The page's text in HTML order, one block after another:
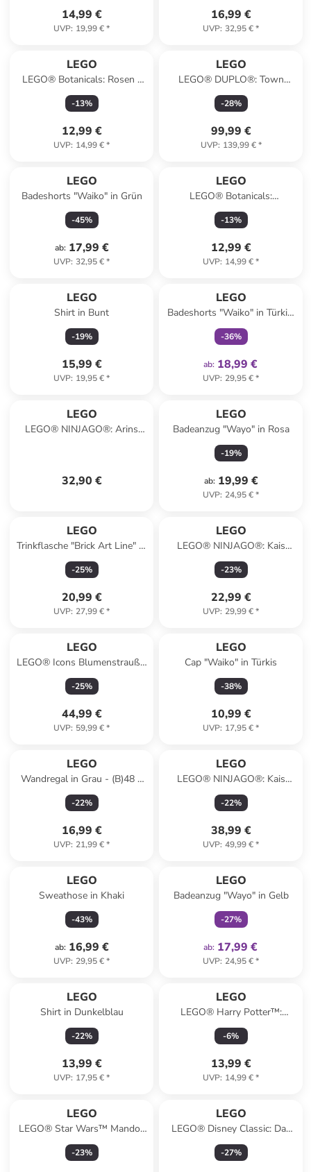
14,99 €
UVP: 19,99 €*
16,99 €
UVP: 32,95 €*
LEGO
LEGO® Botanicals: Rosen -
ab 8 Jahren
-13%
12,99 €
UVP: 14,99 €*
LEGO
LEGO® DUPLO®: Town
Große interaktive Eisenbahn -
ab 3 Jahren
-28%
99,99 €
UVP: 139,99 €*
LEGO
Badeshorts "Waiko" in Grün
-45%
ab: 17,99 €
UVP: 32,95 €*
LEGO
LEGO® Botanicals:
Kirschblüten - ab 8 Jahren
-13%
12,99 €
UVP: 14,99 €*
LEGO
Shirt in Bunt
-19%
15,99 €
UVP: 19,95 €*
LEGO
Badeshorts "Waiko" in Türkis/
Rot
-36%
ab: 18,99 €
UVP: 29,95 €*
LEGO
LEGO® NINJAGO®: Arins
32,90 €
LEGO
Badeanzug "Wayo" in Rosa
-19%
ab: 19,99 €
UVP: 24,95 €*
LEGO
Trinkflasche "Brick Art Line" in
Weiß/ Blau/ Gelb - 560 ml
-25%
20,99 €
UVP: 27,99 €*
LEGO
LEGO® NINJAGO®: Kais
Feuermech - ab 7 Jahren
-23%
22,99 €
UVP: 29,99 €*
LEGO
LEGO® Icons Blumenstrauß -
ab 18 Jahren
-25%
44,99 €
UVP: 59,99 €*
LEGO
Cap "Waiko" in Türkis
-38%
10,99 €
UVP: 17,95 €*
LEGO
Wandregal in Grau - (B)48 x
(H)12 x (T)8 cm
-22%
16,99 €
UVP: 21,99 €*
LEGO
LEGO® NINJAGO®: Kais
Sturmreiter-Mech - ab 7
Jahren
-22%
38,99 €
UVP: 49,99 €*
LEGO
Sweathose in Khaki
-43%
ab: 16,99 €
UVP: 29,95 €*
LEGO
Badeanzug "Wayo" in Gelb
-27%
ab: 17,99 €
UVP: 24,95 €*
LEGO
Shirt in Dunkelblau
-22%
13,99 €
UVP: 17,95 €*
LEGO
LEGO® Harry Potter™:
Fliegender Ford Anglia™ - ab
7 Jahren
-6%
13,99 €
UVP: 14,99 €*
LEGO
LEGO® Star Wars™ Mandos
und Grogus N-1 Starfighter™
- ab 4 Jahren
-23%
LEGO
LEGO® Disney Classic: Das
Strandhaus aus Lilo und
Stitch - ab 9 Jahren
-27%